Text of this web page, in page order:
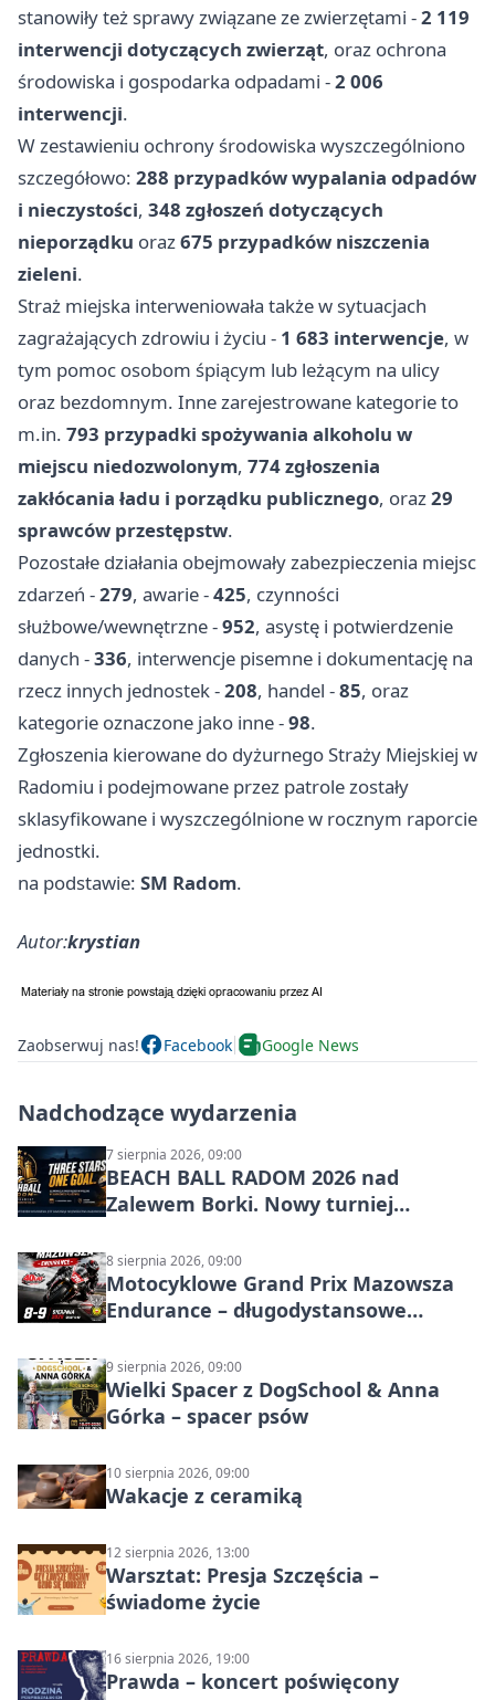
stanowiły też sprawy związane ze zwierzętami -2 119
interwencji dotyczących zwierząt, oraz ochrona
środowiska i gospodarka odpadami -2 006
interwencji.
W zestawieniu ochrony środowiska wyszczególniono
szczegółowo: 288 przypadków wypalania odpadów
i nieczystości, 348 zgłoszeń dotyczących
nieporządku oraz675 przypadków niszczenia
zieleni.
Straż miejska interweniowała także w sytuacjach
zagrażających zdrowiu i życiu - 1 683 interwencje, w
tym pomoc osobom śpiącym lub leżącym na ulicy
oraz bezdomnym. Inne zarejestrowane kategorie to
m.in. 793 przypadki spożywania alkoholu w
miejscu niedozwolonym, 774 zgłoszenia
zakłócania ładu i porządku publicznego, oraz29
sprawców przestępstw.
Pozostałe działania obejmowały zabezpieczenia miejsc
zdarzeń -279, awarie -425, czynności
służbowe/wewnętrzne -952, asystę i potwierdzenie
danych -336, interwencje pisemne i dokumentację na
rzecz innych jednostek -208, handel -85, oraz
kategorie oznaczone jako inne -98.
Zgłoszenia kierowane do dyżurnego Straży Miejskiej w
Radomiu i podejmowane przez patrole zostały
sklasyfikowane i wyszczególnione w rocznym raporcie
jednostki.
na podstawie: SM Radom.
Autor:krystian
Zaobserwuj nas! Facebook Google News
Nadchodzące wydarzenia
7 sierpnia 2026, 09:00
BEACH BALL RADOM 2026 nad
Zalewem Borki. Nowy turniej
8 sierpnia 2026, 09:00
Motocyklowe Grand Prix Mazowsza
Endurance – długodystansowe
9 sierpnia 2026, 09:00
Wielki Spacer z DogSchool & Anna
Górka – spacer psów
10 sierpnia 2026, 09:00
Wakacje z ceramiką
12 sierpnia 2026, 13:00
Warsztat: Presja Szczęścia –
świadome życie
16 sierpnia 2026, 19:00
Prawda – koncert poświęcony